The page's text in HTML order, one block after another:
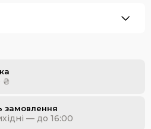
₴
замовлення
— до 16:00